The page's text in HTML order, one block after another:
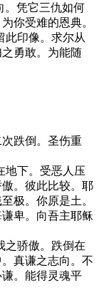
。凭它三仇如何
你受难的恩典。
此印像。求尔从
勇敢。为能随
跌倒。圣伤重
地下。受恶人压
。彼此比较。耶
极。你原是土。
卑。向吾主耶稣
之骄傲。跌倒在
真谦之志向。不
。能得灵魂平